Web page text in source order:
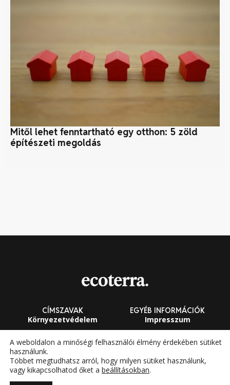
Mitől lehet fenntartható egy otthon: 5 zöld
építészeti megoldás
CÍMSZAVAK
Környezetvédelem
Fenntarthatóság
Megújuló energia
EGYÉB INFORMÁCIÓK
Impresszum
Általános Szerződési
Feltételek
A weboldalon a minőségi felhasználói élmény érdekében sütiket
használunk.
Többet megtudhatsz arról, hogy milyen sütiket használunk,
vagy kikapcsolhatod őket a beállításokban.